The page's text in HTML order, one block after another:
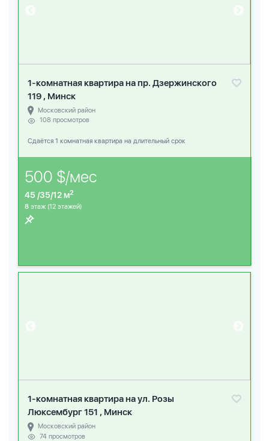
1-комнатная квартира на пр. Дзержинского
119 , Минск
Московский район
108 просмотров
Сдаётся 1 комнатная квартира на длительный срок
500 $/мес
45 /35/12 м2
8 этаж (12 этажей)
1-комнатная квартира на ул. Розы
Люксембург 151 , Минск
Московский район
74 просмотров